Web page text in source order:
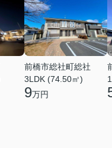
前橋市総社町総社
3LDK (74.50㎡)
9万円